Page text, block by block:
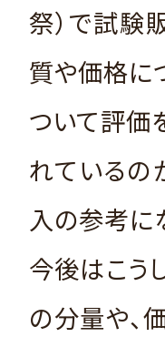
祭）で試験
質や価格に
ついて評価
れているの
入の参考に
今後はこう
の分量や、